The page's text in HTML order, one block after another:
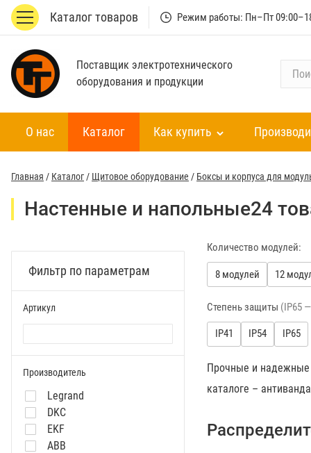
Каталог товаров Режим работы: Пн–Пт
Поставщик электротехнического
оборудования и продукции
с
к
п
к
т
л
о
г
у
О нас Каталог Как купить
Главная / Каталог/ Щитовое оборудование / Боксы и корпуса для
Настенные и напольные24
Фильтр по параметрам
Артикул
Производитель
Legrand
DKC
EKF
ABB
Количество модулей:
8 модулей 12
Степень защиты (IP65
IP41 IP54 IP65
Прочные и
каталоге –